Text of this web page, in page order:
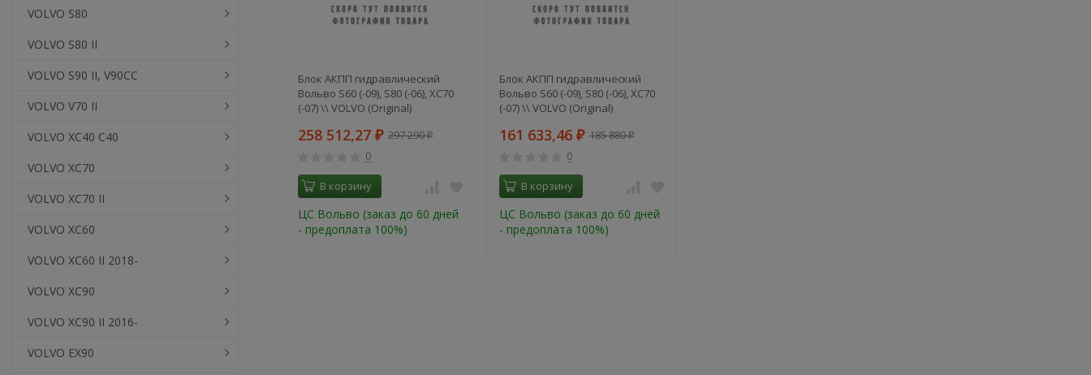
Блок АКПП гидравлический
Вольво S60 (-09), S80 (-06), XC70
(-07) \\ VOLVO (Original)
258 512,27 ₽ 297 290₽
0
В корзину
ЦС Вольво (заказ до 60 дней
- предоплата 100%)
Блок АКПП гидравлический
Вольво S60 (-09), S80 (-06), XC70
(-07) \\ VOLVO (Original)
161 633,46 ₽ 185 880₽
0
В корзину
ЦС Вольво (заказ до 60 дней
- предоплата 100%)
VOLVO S80
VOLVO S80 II
VOLVO S90 II, V90CC
VOLVO V70 II
VOLVO XC40 C40
VOLVO XC70
VOLVO XC70 II
VOLVO XC60
VOLVO XC60 II 2018-
VOLVO XC90
VOLVO XC90 II 2016-
VOLVO EX90